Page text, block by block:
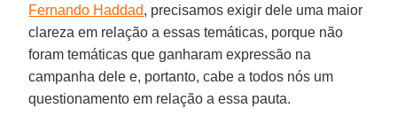
Fernando Haddad, precisamos exigir dele uma maior
clareza em relação a essas temáticas, porque não
foram temáticas que ganharam expressão na
campanha dele e, portanto, cabe a todos nós um
questionamento em relação a essa pauta.